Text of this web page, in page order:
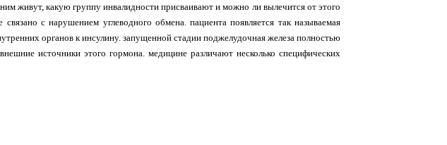
живут, какую группу инвалидности присваивают и можно ли вылечится от этого
с нарушением углеводного обмена. пациента появляется так называемая
органов к инсулину. запущенной стадии поджелудочная железа полностью
источники этого гормона. медицине различают несколько специфических